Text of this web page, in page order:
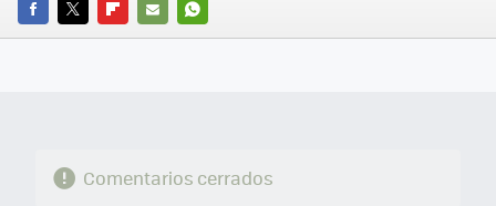
FACEBOOK
TWITTERFLIPBOARD
E-
WHATSAPP
Comentarios cerrados